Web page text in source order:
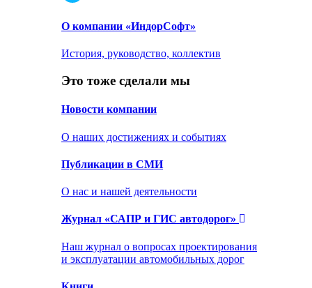
О компании «ИндорСофт»
История, руководство, коллектив
Это тоже сделали мы
Новости компании
О наших достижениях и событиях
Публикации в СМИ
О нас и нашей деятельности
Журнал «САПР и ГИС автодорог»
Наш журнал о вопросах проектирования
и эксплуатации автомобильных дорог